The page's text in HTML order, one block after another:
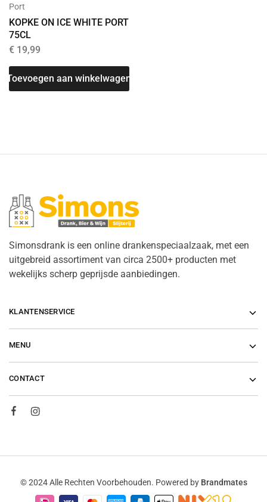
Port
KOPKE ON ICE WHITE PORT
75CL
€ 19,99
Toevoegen aan winkelwagen
Simonsdrank is een online drankenspeciaalzaak, met een
uitgebreid assortiment van circa 2500+ producten met
wekelijks scherp geprijsde aanbiedingen.
KLANTENSERVICE
MENU
CONTACT
© 2024 Alle Rechten Voorbehouden. Powered by Brandmates